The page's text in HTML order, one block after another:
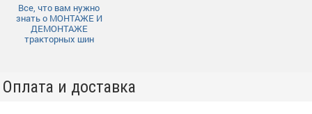
Все, что вам нужно
знать о МОНТАЖЕ И
ДЕМОНТАЖЕ
тракторных шин
Оплата и доставка